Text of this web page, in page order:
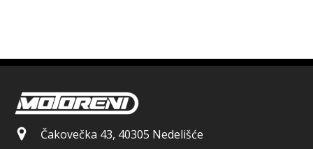
Čakovečka 43, 40305 Nedelišće